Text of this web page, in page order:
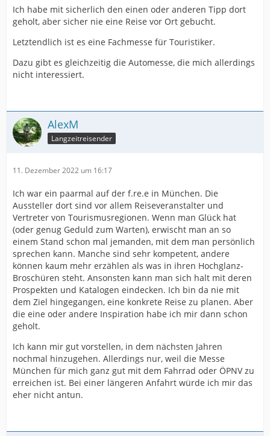
Ich habe mit sicherlich den einen oder anderen Tipp dort
geholt, aber sicher nie eine Reise vor Ort gebucht.
Letztendlich ist es eine Fachmesse für Touristiker.
Dazu gibt es gleichzeitig die Automesse, die mich allerdings
nicht interessiert.
AlexM
Langzeitreisender
11. Dezember 2022 um 16:17
Ich war ein paarmal auf der f.re.e in München. Die
Aussteller dort sind vor allem Reiseveranstalter und
Vertreter von Tourismusregionen. Wenn man Glück hat
(oder genug Geduld zum Warten), erwischt man an so
einem Stand schon mal jemanden, mit dem man persönlich
sprechen kann. Manche sind sehr kompetent, andere
können kaum mehr erzählen als was in ihren Hochglanz-
Broschüren steht. Ansonsten kann man sich halt mit deren
Prospekten und Katalogen eindecken. Ich bin da nie mit
dem Ziel hingegangen, eine konkrete Reise zu planen. Aber
die eine oder andere Inspiration habe ich mir dann schon
geholt.
Ich kann mir gut vorstellen, in dem nächsten Jahren
nochmal hinzugehen. Allerdings nur, weil die Messe
München für mich ganz gut mit dem Fahrrad oder ÖPNV zu
erreichen ist. Bei einer längeren Anfahrt würde ich mir das
eher nicht antun.